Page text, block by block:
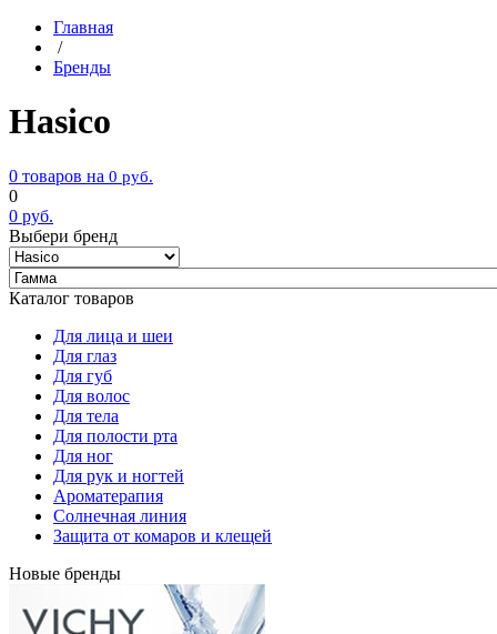
Главная
/
Бренды
Hasico
0 товаров на 0 руб.
0
0 руб.
Выбери бренд
Каталог товаров
Для лица и шеи
Для глаз
Для губ
Для волос
Для тела
Для полости рта
Для ног
Для рук и ногтей
Ароматерапия
Солнечная линия
Защита от комаров и клещей
Новые бренды